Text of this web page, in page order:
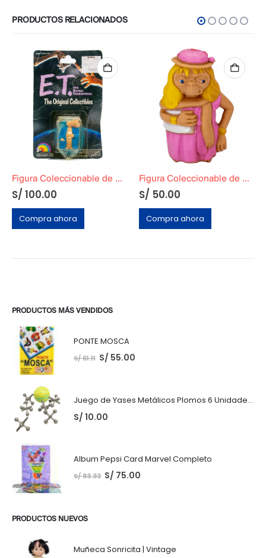
PRODUCTOS RELACIONADOS
Figura Coleccionable de E.T el extraterrestre »Albornoz Azul»
S/ 100.00
Compra ahora
Figura Coleccionable de E.T el extraterrestre »Halloween»
S/ 50.00
Compra ahora
PRODUCTOS MÁS VENDIDOS
PONTE MOSCA
S/61.11 S/ 55.00
Juego de Yases Metálicos Plomos 6 Unidades + Pelota de Goma (En Bolsita Lista para Regalar)
S/ 10.00
Album Pepsi Card Marvel Completo
S/83.33 S/ 75.00
PRODUCTOS NUEVOS
Muñeca Sonricita | Vintage